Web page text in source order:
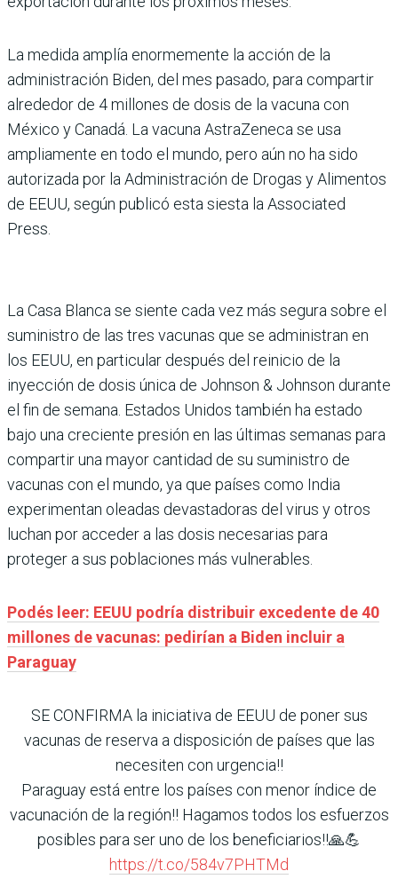
La medida amplía enormemente la acción de la
administración Biden, del mes pasado, para compartir
alrededor de 4 millones de dosis de la vacuna con
México y Canadá. La vacuna AstraZeneca se usa
ampliamente en todo el mundo, pero aún no ha sido
autorizada por la Administración de Drogas y Alimentos
de EEUU, según publicó esta siesta la Associated
Press.
La Casa Blanca se siente cada vez más segura sobre el
suministro de las tres vacunas que se administran en
los EEUU, en particular después del reinicio de la
inyección de dosis única de Johnson & Johnson durante
el fin de semana. Estados Unidos también ha estado
bajo una creciente presión en las últimas semanas para
compartir una mayor cantidad de su suministro de
vacunas con el mundo, ya que países como India
experimentan oleadas devastadoras del virus y otros
luchan por acceder a las dosis necesarias para
proteger a sus poblaciones más vulnerables.
Podés leer: EEUU podría distribuir excedente de 40
millones de vacunas: pedirían a Biden incluir a
Paraguay
SE CONFIRMA la iniciativa de EEUU de poner sus
vacunas de reserva a disposición de países que las
necesiten con urgencia!!
Paraguay está entre los países con menor índice de
vacunación de la región!! Hagamos todos los esfuerzos
posibles para ser uno de los beneficiarios!!🙏💪
https://t.co/584v7PHTMd